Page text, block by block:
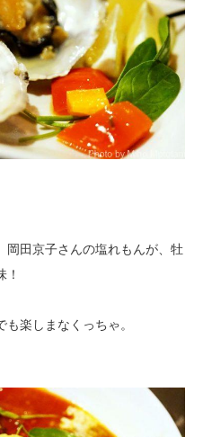
岡田京子さんの塩れもんが、牡
楽しまなくっちゃ。